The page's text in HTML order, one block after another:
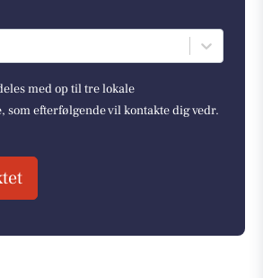
med op til tre lokale
efterfølgende vil kontakte dig vedr.